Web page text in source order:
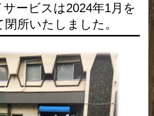
ービスは2024年1月を
所いたしました。